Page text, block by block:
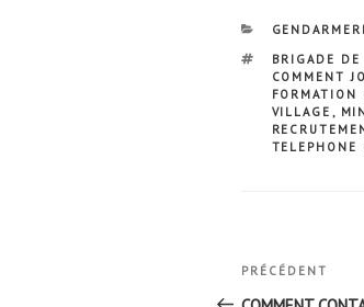
CATÉGORIES
ÉTIQUETTES
BRIGADE
COMMENT
FORMATION
VILLAGE ,
TELEPHONE
Navigation
Article
précédent
PRÉCÉDENT